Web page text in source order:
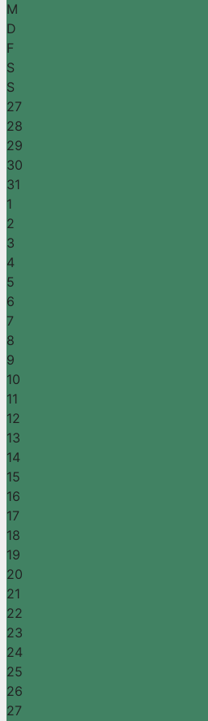
M
D
F
S
S
27
28
29
30
31
1
2
3
4
5
6
7
8
9
10
11
12
13
14
15
16
17
18
19
20
21
22
23
24
25
26
27